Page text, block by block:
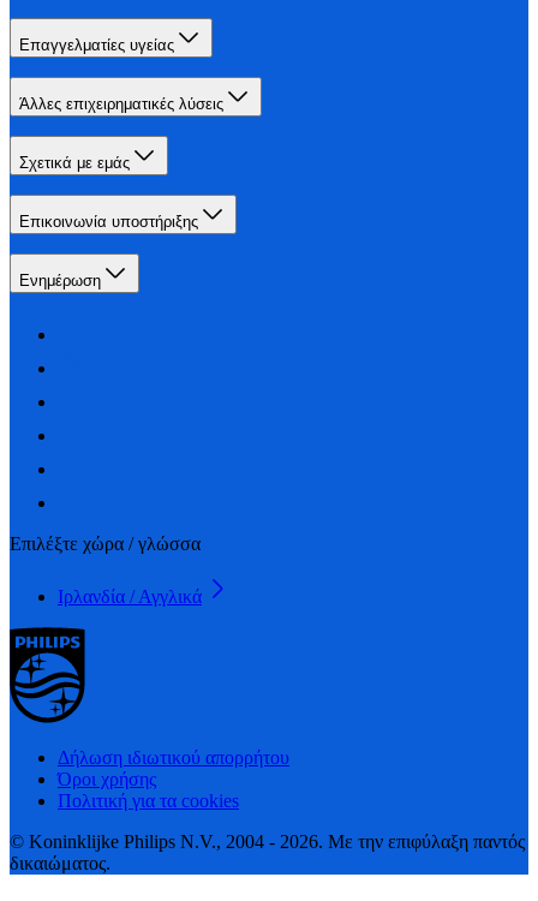
Επαγγελματίες υγείας
Άλλες επιχειρηματικές λύσεις
Σχετικά με εμάς
Επικοινωνία υποστήριξης
Ενημέρωση
Επιλέξτε χώρα / γλώσσα
Ιρλανδία / Αγγλικά
Δήλωση ιδιωτικού απορρήτου
Όροι χρήσης
Πολιτική για τα cookies
© Koninklijke Philips N.V., 2004 - 2026. Με την επιφύλαξη παντός
δικαιώματος.